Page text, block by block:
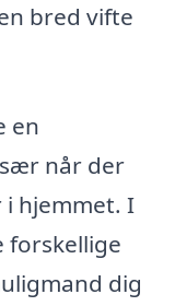
bred vifte
en
når der
hjemmet. I
forskellige
dig